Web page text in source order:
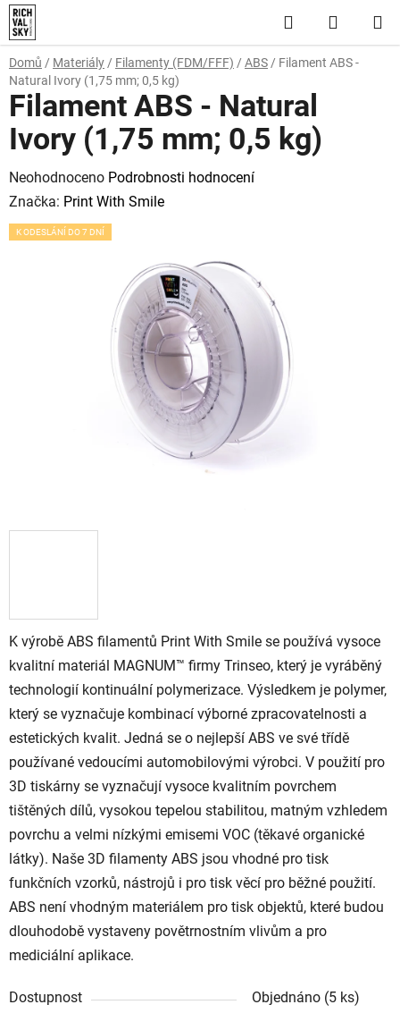
Přejít
na
obsah
Hledat
KOŠÍK
Domů / Materiály / Filamenty (FDM/FFF) / ABS / Filament ABS -
Natural Ivory (1,75 mm; 0,5 kg)
K výrobě ABS filamentů Print With Smile se používá vysoce
kvalitní materiál MAGNUM™ firmy Trinseo, který je vyráběný
technologií kontinuální polymerizace. Výsledkem je polymer,
který se vyznačuje kombinací výborné zpracovatelnosti a
estetických kvalit. Jedná se o nejlepší ABS ve své třídě
používané vedoucími automobilovými výrobci. V použití pro
3D tiskárny se vyznačují vysoce kvalitním povrchem
tištěných dílů, vysokou tepelou stabilitou, matným vzhledem
povrchu a velmi nízkými emisemi VOC (těkavé organické
látky). Naše 3D filamenty ABS jsou vhodné pro tisk
funkčních vzorků, nástrojů i pro tisk věcí pro běžné použití.
ABS není vhodným materiálem pro tisk objektů, které budou
dlouhodobě vystaveny povětrnostním vlivům a pro
mediciální aplikace.
Dostupnost Objednáno (5 ks)
Filament ABS - Natural
Ivory (1,75 mm; 0,5 kg)
Průměrné
hodnocení
produktu
Neohodnoceno Podrobnosti hodnocení
Značka: Print With Smile
K ODESLÁNÍ DO 7 DNÍ